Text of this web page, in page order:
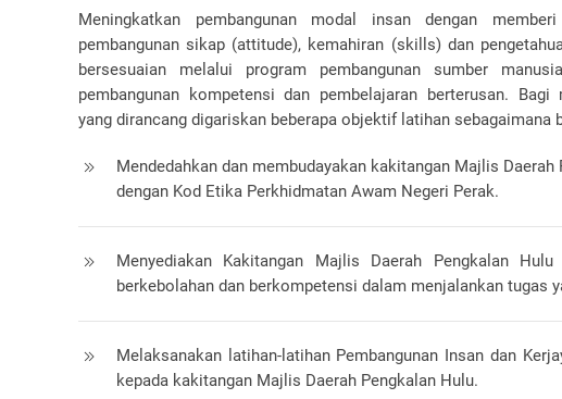
Meningkatkan pembangunan modal insan dengan
pembangunan sikap (attitude), kemahiran (skills) dan
bersesuaian melalui program pembangunan sumber
pembangunan kompetensi dan pembelajaran berterusan. Bagi
yang dirancang digariskan beberapa objektif latihan sebagaimana
Mendedahkan dan membudayakan kakitangan Majlis Daerah
dengan Kod Etika Perkhidmatan Awam Negeri Perak.
Menyediakan Kakitangan Majlis Daerah Pengkalan Hulu
berkebolahan dan berkompetensi dalam menjalankan tugas
Melaksanakan latihan-latihan Pembangunan Insan dan
kepada kakitangan Majlis Daerah Pengkalan Hulu.